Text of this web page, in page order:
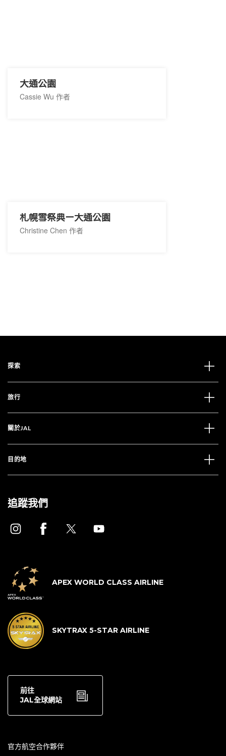
大通公園
Cassie Wu 作者
札幌雪祭典ー大通公園
Christine Chen 作者
探索
旅行
關於JAL
目的地
追蹤我們
APEX WORLD CLASS AIRLINE
SKYTRAX 5-STAR AIRLINE
前往
JAL全球網站
官方航空合作夥伴